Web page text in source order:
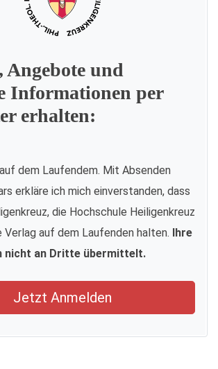
Angebote und
Informationen per
erhalten:
dem Laufendem. Mit Absenden
erkläre ich mich einverstanden, dass
die Hochschule Heiligenkreuz
Verlag auf dem Laufenden halten. Ihre
nicht an Dritte übermittelt.
Jetzt Anmelden